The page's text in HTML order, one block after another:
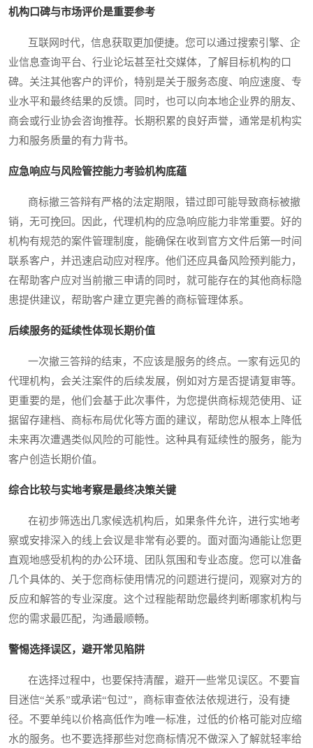
机构口碑与市场评价是重要参考
互联网时代，信息获取更加便捷。您可以通过搜索引擎、企
业信息查询平台、行业论坛甚至社交媒体，了解目标机构的口
碑。关注其他客户的评价，特别是关于服务态度、响应速度、专
业水平和最终结果的反馈。同时，也可以向本地企业界的朋友、
商会或行业协会咨询推荐。长期积累的良好声誉，通常是机构实
力和服务质量的有力背书。
应急响应与风险管控能力考验机构底蕴
商标撤三答辩有严格的法定期限，错过即可能导致商标被撤
销，无可挽回。因此，代理机构的应急响应能力非常重要。好的
机构有规范的案件管理制度，能确保在收到官方文件后第一时间
联系客户，并迅速启动应对程序。他们还应具备风险预判能力，
在帮助客户应对当前撤三申请的同时，就可能存在的其他商标隐
患提供建议，帮助客户建立更完善的商标管理体系。
后续服务的延续性体现长期价值
一次撤三答辩的结束，不应该是服务的终点。一家有远见的
代理机构，会关注案件的后续发展，例如对方是否提请复审等。
更重要的是，他们会基于此次事件，为您提供商标规范使用、证
据留存建档、商标布局优化等方面的建议，帮助您从根本上降低
未来再次遭遇类似风险的可能性。这种具有延续性的服务，能为
客户创造长期价值。
综合比较与实地考察是最终决策关键
在初步筛选出几家候选机构后，如果条件允许，进行实地考
察或安排深入的线上会议是非常有必要的。面对面沟通能让您更
直观地感受机构的办公环境、团队氛围和专业态度。您可以准备
几个具体的、关于您商标使用情况的问题进行提问，观察对方的
反应和解答的专业深度。这个过程能帮助您最终判断哪家机构与
您的需求最匹配，沟通最顺畅。
警惕选择误区，避开常见陷阱
在选择过程中，也要保持清醒，避开一些常见误区。不要盲
目迷信“关系”或承诺“包过”，商标审查依法依规进行，没有捷
径。不要单纯以价格高低作为唯一标准，过低的价格可能对应缩
水的服务。也不要选择那些对您商标情况不做深入了解就轻率给